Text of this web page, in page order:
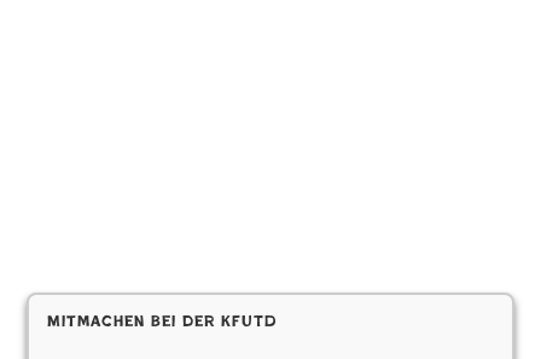
Mitmachen bei der KfUTD